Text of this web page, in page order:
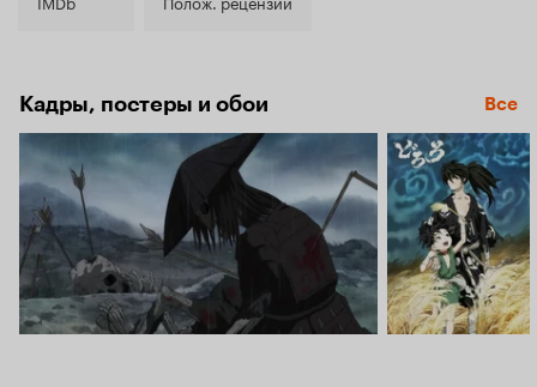
Кадры, постеры и обои Все